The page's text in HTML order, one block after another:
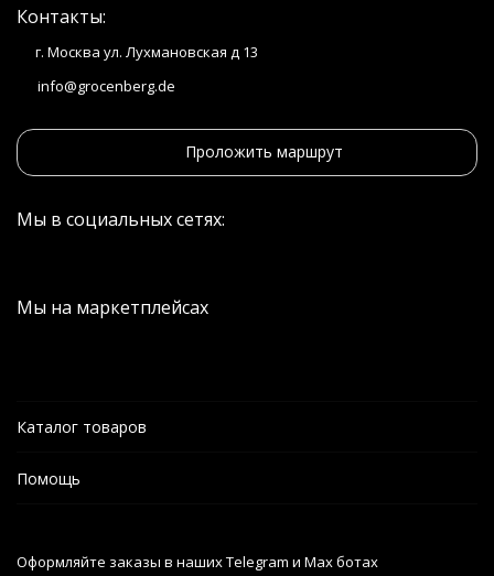
Контакты:
г. Москва ул. Лухмановская д 13
info@grocenberg.de
Проложить маршрут
Мы в социальных сетях:
Мы на маркетплейсах
Каталог товаров
Помощь
Оформляйте заказы в наших Telegram и Max ботах